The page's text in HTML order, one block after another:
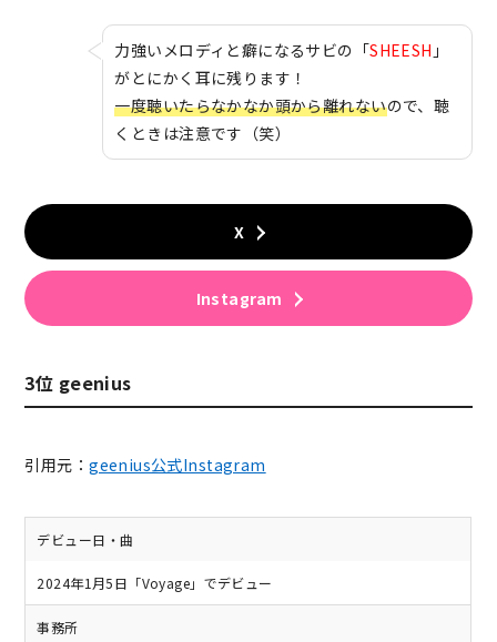
力強いメロディと癖になるサビの「SHEESH 」
がとにかく耳に残ります！
一度聴いたらなかなか頭から離れないので、聴
くときは注意です（笑）
X
Instagram
3位 geenius
引用元：geenius公式Instagram
デビュー日・曲
2024年1月5日「Voyage」でデビュー
事務所